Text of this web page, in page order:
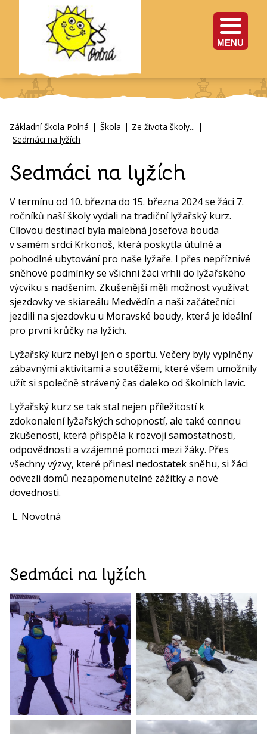
MENU
Základní škola Polná | Škola | Ze života školy... |
Sedmáci na lyžích
Sedmáci na lyžích
V termínu od 10. března do 15. března 2024 se žáci 7.
ročníků naší školy vydali na tradiční lyžařský kurz.
Cílovou destinací byla malebná Josefova bouda
v samém srdci Krkonoš, která poskytla útulné a
pohodlné ubytování pro naše lyžaře. I přes nepříznivé
sněhové podmínky se všichni žáci vrhli do lyžařského
výcviku s nadšením. Zkušenější měli možnost využívat
sjezdovky ve skiareálu Medvědín a naši začátečníci
jezdili na sjezdovku u Moravské boudy, která je ideální
pro první krůčky na lyžích.
Lyžařský kurz nebyl jen o sportu. Večery byly vyplněny
zábavnými aktivitami a soutěžemi, které všem umožnily
užít si společně strávený čas daleko od školních lavic.
Lyžařský kurz se tak stal nejen příležitostí k
zdokonalení lyžařských schopností, ale také cennou
zkušeností, která přispěla k rozvoji samostatnosti,
odpovědnosti a vzájemné pomoci mezi žáky. Přes
všechny výzvy, které přinesl nedostatek sněhu, si žáci
odvezli domů nezapomenutelné zážitky a nové
dovednosti.
L. Novotná
Sedmáci na lyžích